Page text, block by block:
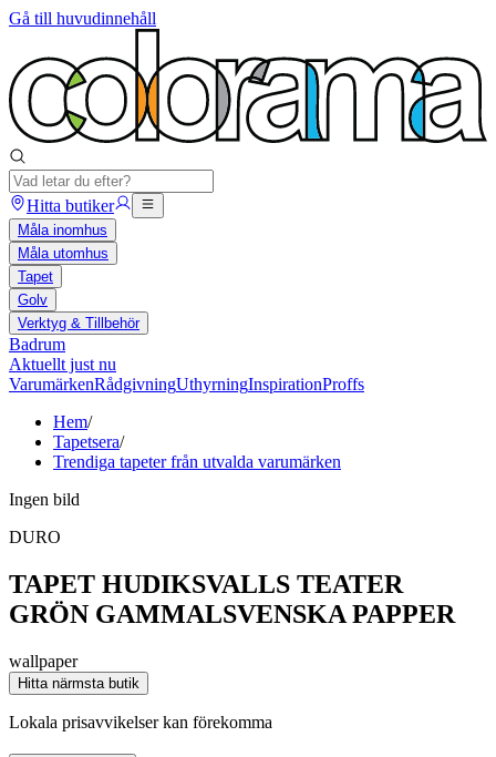
Gå till huvudinnehåll
Hitta butiker
Måla inomhus
Måla utomhus
Tapet
Golv
Verktyg & Tillbehör
Badrum
Aktuellt just nu
VarumärkenRådgivningUthyrningInspirationProffs
Hem/
Tapetsera/
Trendiga tapeter från utvalda varumärken
Ingen bild
DURO
TAPET HUDIKSVALLS TEATER
GRÖN GAMMALSVENSKA PAPPER
wallpaper
Hitta närmsta butik
Lokala prisavvikelser kan förekomma